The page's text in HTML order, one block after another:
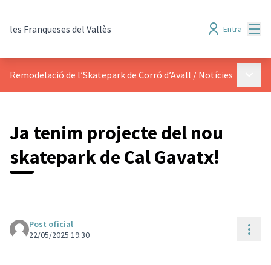
les Franqueses del Vallès Entra
Remodelació de l’Skatepark de Corró d’Avall / Notícies
Ja tenim projecte del nou
skatepark de Cal Gavatx!
Post oficial
22/05/2025 19:30